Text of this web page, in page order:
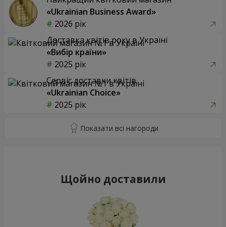
«Ukrainian Business Award»
2026 рік
Доставка квітів року в Україні
«Вибір країни»
2025 рік
Сервіс доставки квітів
«Ukrainian Choice»
2025 рік
Щойно доставили